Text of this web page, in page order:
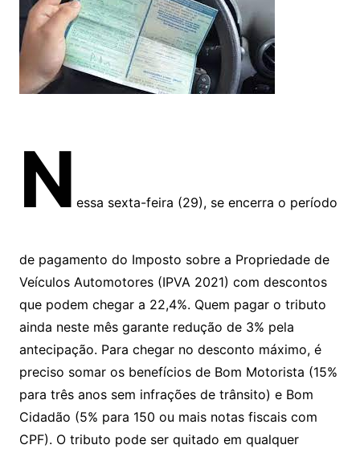
N essa sexta-feira (29), se encerra o período
de pagamento do Imposto sobre a Propriedade de
Veículos Automotores (IPVA 2021) com descontos
que podem chegar a 22,4%. Quem pagar o tributo
ainda neste mês garante redução de 3% pela
antecipação. Para chegar no desconto máximo, é
preciso somar os benefícios de Bom Motorista (15%
para três anos sem infrações de trânsito) e Bom
Cidadão (5% para 150 ou mais notas fiscais com
CPF). O tributo pode ser quitado em qualquer